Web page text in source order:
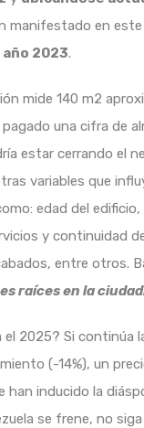
manifestado en
2023.
mide 140 m2
una cifra de
estar cerrando el
variables que
edad del
y continuidad
entre otros.
raíces en la
2025? Si continúa
(-14%), un
inducido la
se frene, no